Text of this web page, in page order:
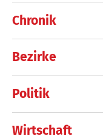
Chronik
Bezirke
Politik
Wirtschaft